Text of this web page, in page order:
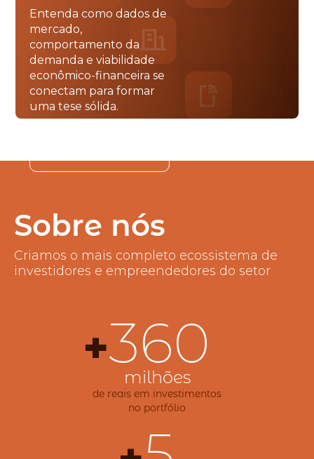
Entenda como dados de
mercado,
comportamento da
demanda e viabilidade
econômico-financeira se
conectam para formar
uma tese sólida.
Sobre nós
Criamos o mais completo ecossistema de
investidores e empreendedores do setor
+360
milhões
de reais em investimentos
no portfólio